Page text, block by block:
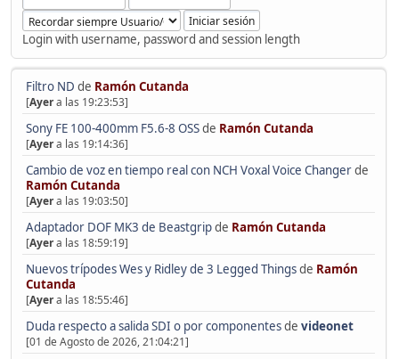
Login with username, password and session length
Filtro ND de Ramón Cutanda
[Ayera las 19:23:53]
Sony FE 100-400mm F5.6-8 OSSde Ramón Cutanda
[Ayera las 19:14:36]
Cambio de voz en tiempo real con NCH Voxal Voice Changerde
Ramón Cutanda
[Ayera las 19:03:50]
Adaptador DOF MK3 de Beastgripde Ramón Cutanda
[Ayera las 18:59:19]
Nuevos trípodes Wes y Ridley de 3 Legged Thingsde Ramón
Cutanda
[Ayera las 18:55:46]
Duda respecto a salida SDI o por componentesde videonet
[01 de Agosto de 2026, 21:04:21]